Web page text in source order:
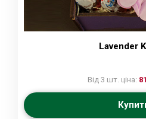
Lavender
Від 3 шт. ціна: